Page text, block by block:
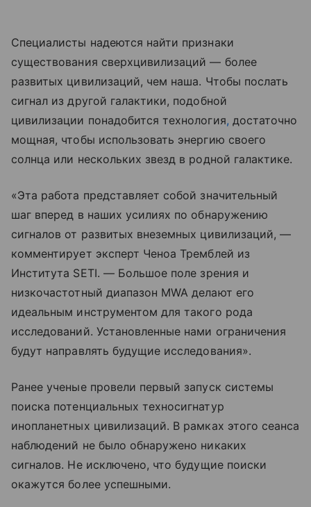
Специалисты надеются найти признаки
существования сверхцивилизаций — более
развитых цивилизаций, чем наша. Чтобы послать
сигнал из другой галактики, подобной
цивилизации понадобится технология, достаточно
мощная, чтобы использовать энергию своего
солнца или нескольких звезд в родной галактике.
«Эта работа представляет собой значительный
шаг вперед в наших усилиях по обнаружению
сигналов от развитых внеземных цивилизаций, —
комментирует эксперт Ченоа Тремблей из
Института SETI. — Большое поле зрения и
низкочастотный диапазон MWA делают его
идеальным инструментом для такого рода
исследований. Установленные нами ограничения
будут направлять будущие исследования».
Ранее ученые провели первый запуск системы
поиска потенциальных техносигнатур
инопланетных цивилизаций. В рамках этого сеанса
наблюдений не было обнаружено никаких
сигналов. Не исключено, что будущие поиски
окажутся более успешными.